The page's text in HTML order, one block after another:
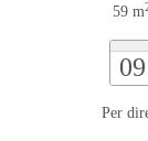
59 m
09
Per